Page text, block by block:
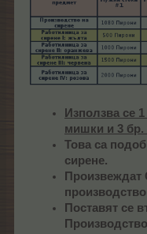
Използва се
мишки и 3
Това са
сирене.
Произвеждат
Поставят се